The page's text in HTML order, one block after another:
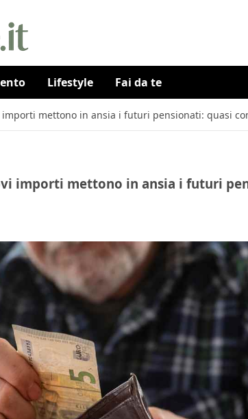
Lifestyle Fai da te
mettono in ansia i futuri pensionati: quasi
importi mettono in ansia i futuri